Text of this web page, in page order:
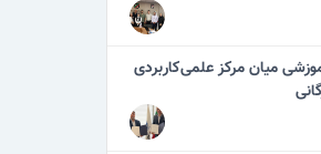
میان مرکز علمی‌کاربردی